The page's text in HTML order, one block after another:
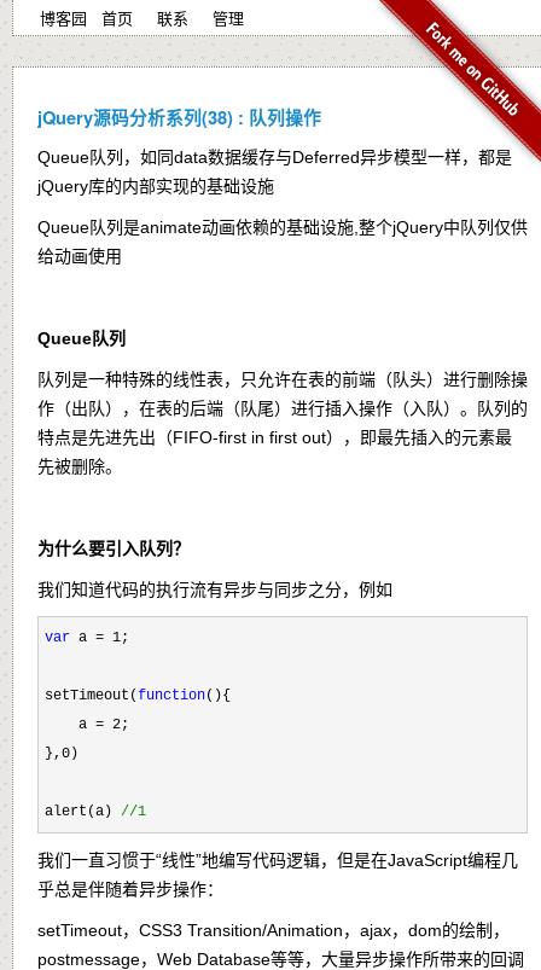
博客园 首页 联系 管理
jQuery源码分析系列(38) : 队列操作
Queue队列，如同data数据缓存与Deferred异步模型一样，都是
jQuery库的内部实现的基础设施
Queue队列是animate动画依赖的基础设施,整个jQuery中队列仅供
给动画使用
Queue队列
队列是一种特殊的线性表，只允许在表的前端（队头）进行删除操
作（出队），在表的后端（队尾）进行插入操作（入队）。队列的
特点是先进先出（FIFO-first in first out），即最先插入的元素最
先被删除。
为什么要引入队列？
我们知道代码的执行流有异步与同步之分，例如
var a = 1;
setTimeout(function(){
    a
= 2;
}, 0)
alert(a) //1
我们一直习惯于“线性”地编写代码逻辑，但是在JavaScript编程几
乎总是伴随着异步操作：
setTimeout，CSS3 Transition/Animation，ajax，dom的绘制，
postmessage，Web Database等等，大量异步操作所带来的回调